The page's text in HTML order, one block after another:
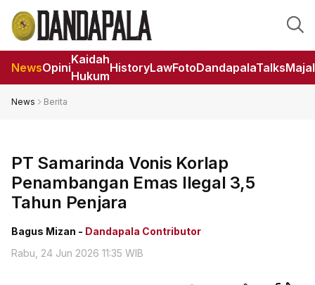
NewsOpini
Kaidah
Hukum
HistoryLawFotoDandapalaTalks
News Berita
PT Samarinda Vonis Korlap
Penambangan Emas Ilegal 3,5
Tahun Penjara
Bagus Mizan - Dandapala Contributor
Rabu, 24 Jun 2026 11:35 WIB